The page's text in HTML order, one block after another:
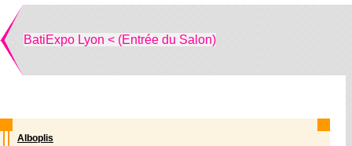
BatiExpo Lyon < (Entrée du Salon)
Alboplis